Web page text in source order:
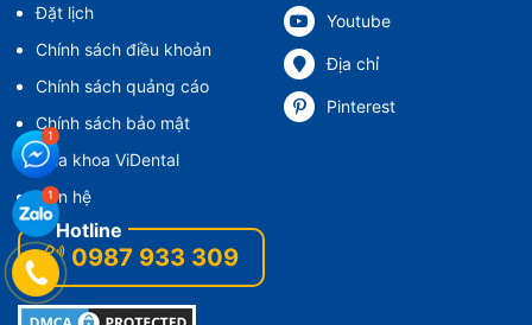
Đặt lịch
Chính sách điều khoản
Chính sách quảng cáo
Chính sách bảo mật
Nha khoa ViDental
Liên hệ
Youtube
Địa chỉ
Pinterest
0987 933 309